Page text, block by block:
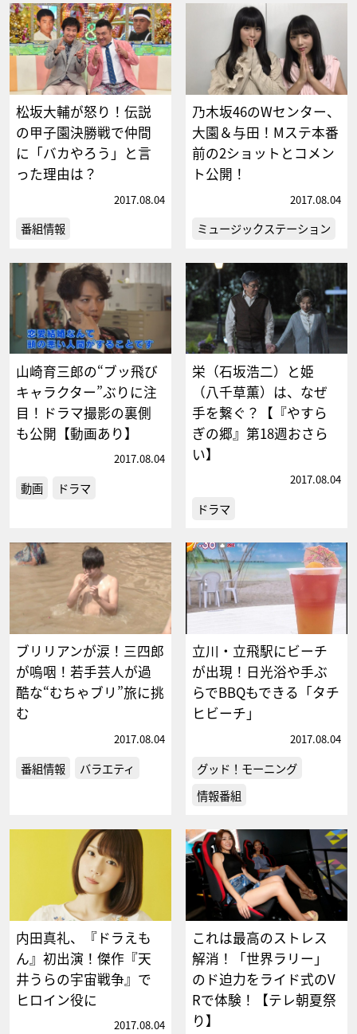
松坂大輔が怒り！伝説
の甲子園決勝戦で仲間
に「バカやろう」と言
った理由は？
2017.08.04
番組情報
乃木坂46のWセンター、
大園＆与田！Mステ本番
前の2ショットとコメン
ト公開！
2017.08.04
ミュージックステーション
山崎育三郎の“ブッ飛び
キャラクター”ぶりに注
目！ドラマ撮影の裏側
も公開【動画あり】
2017.08.04
動画 ドラマ
栄（石坂浩二）と姫
（八千草薫）は、なぜ
手を繋ぐ？【『やすら
ぎの郷』第18週おさら
い】
2017.08.04
ドラマ
ブリリアンが涙！三四郎
が嗚咽！若手芸人が過
酷な“むちゃブリ”旅に挑
む
2017.08.04
番組情報 バラエティ
立川・立飛駅にビーチ
が出現！日光浴や手ぶ
らでBBQもできる「タチ
ヒビーチ」
2017.08.04
グッド！モーニング
情報番組
内田真礼、『ドラえも
ん』初出演！傑作『天
井うらの宇宙戦争』で
ヒロイン役に
2017.08.04
これは最高のストレス
解消！「世界ラリー」
のド迫力をライド式のV
Rで体験！【テレ朝夏祭
り】